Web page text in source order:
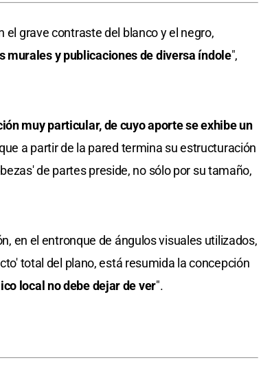
el grave contraste del blanco y el negro,
y publicaciones de diversa índole",
muy particular, de cuyo aporte se exhibe un
a partir de la pared termina su estructuración
de partes preside, no sólo por su tamaño,
en el entronque de ángulos visuales utilizados,
total del plano, está resumida la concepción
local no debe dejar de ver".